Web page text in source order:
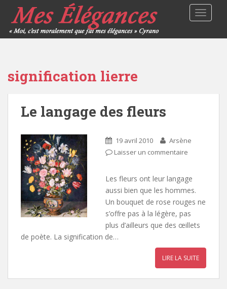
signification lierre
Le langage des fleurs
19 avril 2010
Arsène
Laisser un commentaire
Les fleurs ont leur langage
aussi bien que les hommes.
Un bouquet de rose rouges ne
s’offre pas à la légère, pas
plus d’ailleurs que des œillets
de poète. La signification de…
LIRE LA SUITE